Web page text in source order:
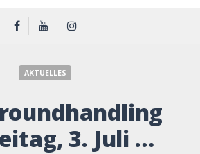
am Freitag, 3. Juli …
AKTUELLES
3. Juli …